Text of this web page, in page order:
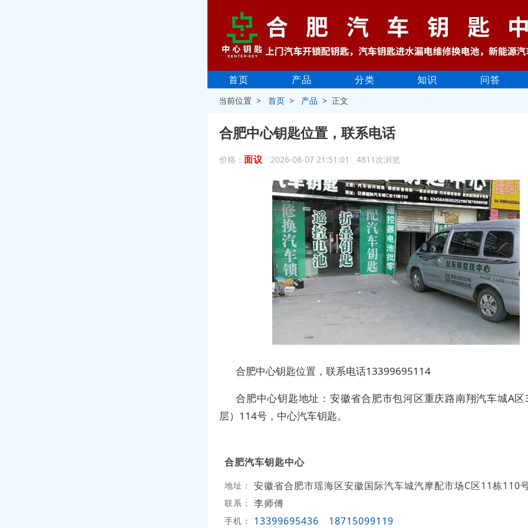
首页 产品 分类 知识 问答
当前位置 >首页 > 产品 > 正文
合肥中心钥匙位置，联系电话
价格： 面议 2026-08-07 21:51:01 4811次浏览
合肥中心钥匙位置，联系电话13399695114
合肥中心钥匙地址：安徽省合肥市包河区重庆路南翔汽车城A
层）114号，中心汽车钥匙。
合肥汽车钥匙中心
地址： 安徽省合肥市瑶海区安徽国际汽车城汽摩配市场C区11栋110
联系： 李师傅
手机： 13399695436 18715099119